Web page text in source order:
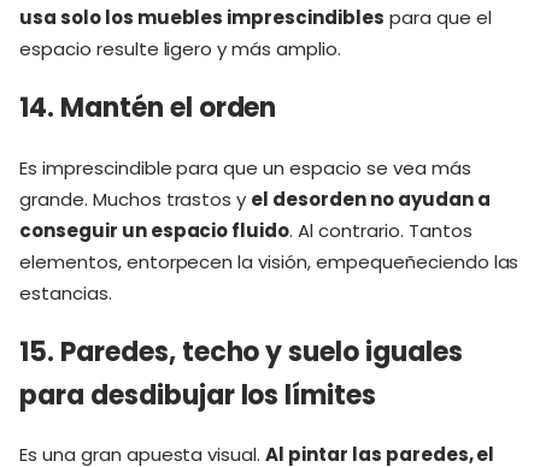
usa solo los muebles imprescindibles para que el
espacio resulte ligero y más amplio.
14. Mantén el orden
Es imprescindible para que un espacio se vea más
grande. Muchos trastos y el desorden no ayudan a
conseguir un espacio fluido. Al contrario. Tantos
elementos, entorpecen la visión, empequeñeciendo las
estancias.
15. Paredes, techo y suelo iguales
para desdibujar los límites
Es una gran apuesta visual.Al pintar las paredes, el